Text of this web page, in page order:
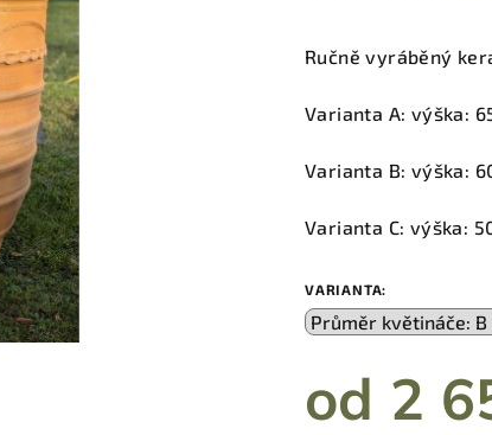
produktu
0,0
5
Ručně vyráběný
Varianta A: výška:
Varianta B: výška:
Varianta C: výška:
VARIANTA:
od 2